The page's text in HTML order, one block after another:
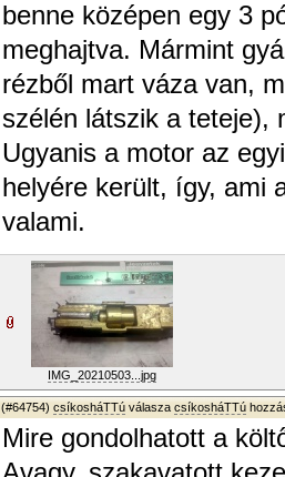
benne középen egy 3
meghajtva. Mármint
rézből mart váza van,
szélén látszik a teteje),
Ugyanis a motor az
helyére került, így, ami
valami.
IMG_20210503...jpg
(#64754) csíkosháTTú válasza csíkosháTTú
Mire gondolhatott a